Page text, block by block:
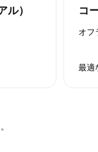
） コ
オフ
最適